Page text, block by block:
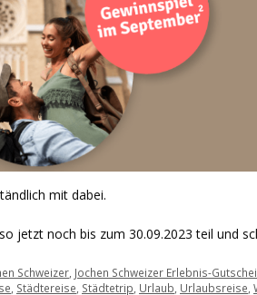
mit dabei.
jetzt noch bis zum 30.09.2023 teil und
Schweizer, Jochen Schweizer Erlebnis-
, Städtereise, Städtetrip, Urlaub, Urlaubsreise,